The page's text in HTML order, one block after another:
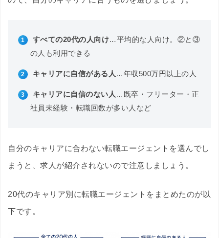
すべての20代の人向け…平均的な人向け。②と③
の人も利用できる
キャリアに自信がある人…年収500万円以上の人
キャリアに自信のない人…既卒・フリーター・正
社員未経験・転職回数が多い人など
自分のキャリアに合わない転職エージェントを選んでし
まうと、求人が紹介されないので注意しましょう。
20代のキャリア別に転職エージェントをまとめたのが以
下です。